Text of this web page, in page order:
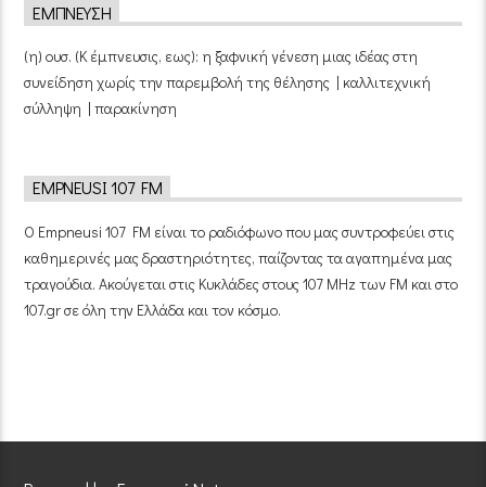
ΈΜΠΝΕΥΣΗ
(η) ουσ. (Κ έμπνευσις, εως): η ξαφνική γένεση μιας ιδέας στη
συνείδηση χωρίς την παρεμβολή της θέλησης | καλλιτεχνική
σύλληψη | παρακίνηση
EMPNEUSI 107 FM
Ο Empneusi 107 FM είναι το ραδιόφωνο που μας συντροφεύει στις
καθημερινές μας δραστηριότητες, παίζοντας τα αγαπημένα μας
τραγούδια. Ακούγεται στις Κυκλάδες στους 107 MHz των FM και στο
107.gr σε όλη την Ελλάδα και τον κόσμο.